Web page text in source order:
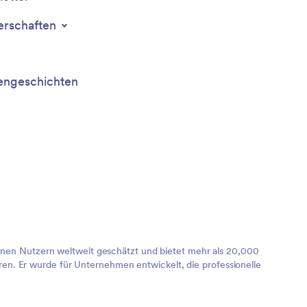
Nutzern weltweit geschätzt und bietet mehr als 20,000
Er wurde für Unternehmen entwickelt, die professionelle